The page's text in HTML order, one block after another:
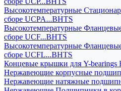
Высокотемпературные
сборе UCPA...BHTS
Высокотемпературные
сборе UCF...BHTS
Высокотемпературные
сборе UCFL...BHTS
Концевые крышки для Y-bearings
Нержавеющие корпусные
Нержавеющие натяжные